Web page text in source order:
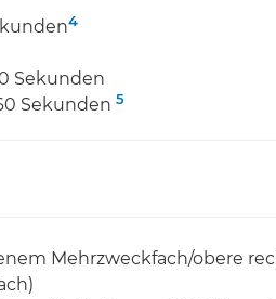
4
Sekunden
Sekunden 5
Mehrzweckfach/obere